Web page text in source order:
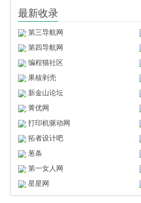
最新收录
第三导航网
第四导航网
编程猫社区
果核剥壳
新金山论坛
菁优网
打印机驱动网
拓者设计吧
葱条
第一女人网
星星网